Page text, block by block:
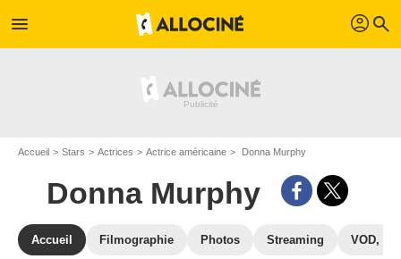
menu profil search
Accueil Stars Actrices Actrice américaine Donna Murphy
Donna Murphy
Accueil Filmographie Photos Streaming VOD,